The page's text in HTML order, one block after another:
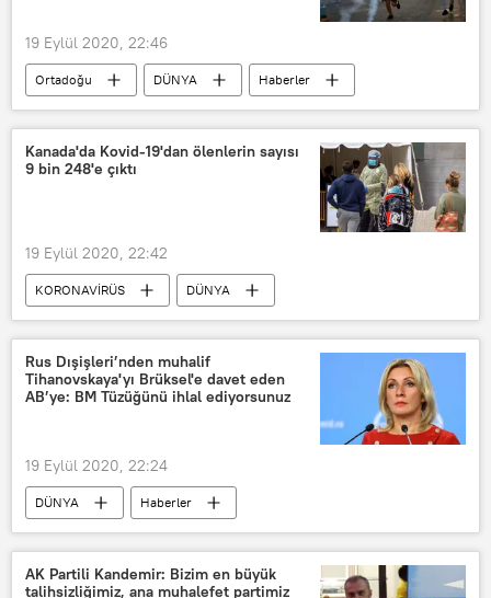
19 Eylül 2020, 22:46
Ortadoğu DÜNYA
Haberler
Lübnan
yasa dışı
Silah
Protesto
Kanada'da Kovid-19'dan ölenlerin sayısı
9 bin 248'e çıktı
19 Eylül 2020, 22:42
KORONAVİRÜS
DÜNYA
Haberler
Kanada
Koronavirüs
Kovid-19
Rus Dışişleri’nden muhalif
Tihanovskaya'yı Brüksel'e davet eden
AB’ye: BM Tüzüğünü ihlal ediyorsunuz
19 Eylül 2020, 22:24
DÜNYA
Haberler
Svetlana Tihanovsakaya
Mariya Zaharova
Brüksel
AK Partili Kandemir: Bizim en büyük
talihsizliğimiz, ana muhalefet partimiz